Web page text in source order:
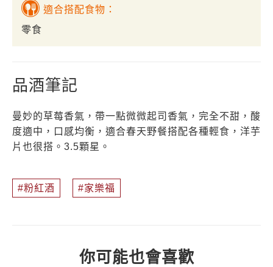
適合搭配食物：
零食
品酒筆記
曼妙的草莓香氣，帶一點微微起司香氣，完全不甜，酸
度適中，口感均衡，適合春天野餐搭配各種輕食，洋芋
片也很搭。3.5顆星。
粉紅酒 家樂福
你可能也會喜歡